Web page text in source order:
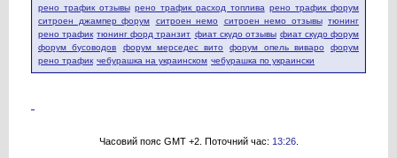
рено трафик отзывы рено трафик расход топлива рено трафик форум
ситроен джампер форум
ситроен немо ситроен немо отзывы тюнинг
рено трафик тюнинг форд транзит фиат скудо отзывы фиат скудо форум
форум бусоводов
форум мерседес вито форум опель виваро
форум
рено трафик чебурашка на украинском чебурашка по украински
Часовий пояс GMT +2. Поточний час: 13:26.